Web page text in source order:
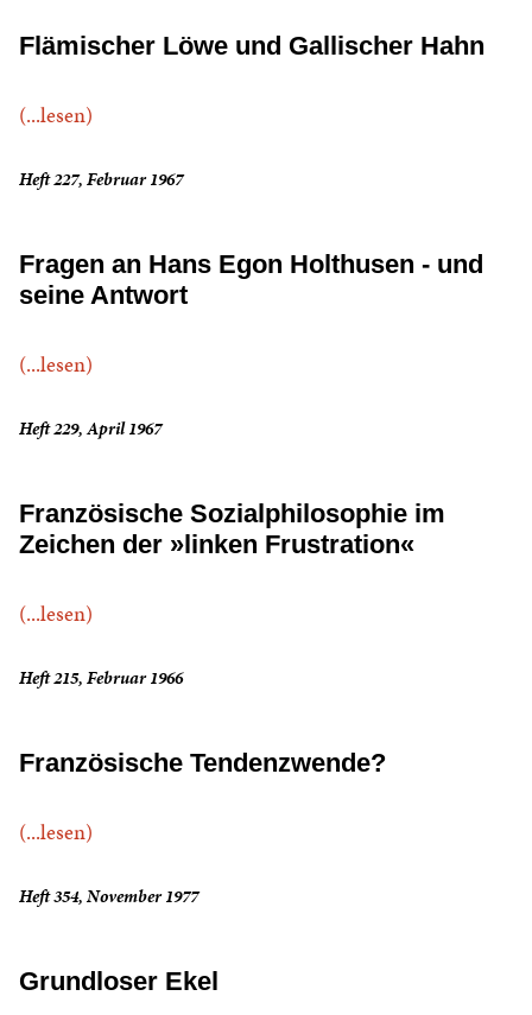
Flämischer Löwe und Gallischer Hahn
(...lesen)
Heft 227, Februar 1967
Fragen an Hans Egon Holthusen - und
seine Antwort
(...lesen)
Heft 229, April 1967
Französische Sozialphilosophie im
Zeichen der »linken Frustration«
(...lesen)
Heft 215, Februar 1966
Französische Tendenzwende?
(...lesen)
Heft 354, November 1977
Grundloser Ekel